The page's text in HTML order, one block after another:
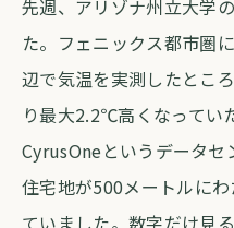
forva AI コラム編集部・
先週、アリゾナ州立大学
た。フェニックス都市圏
辺で気温を実測したとこ
り最大2.2℃高くなってい
CyrusOneというデータ
住宅地が500メートルに
ていました。数字だけ見